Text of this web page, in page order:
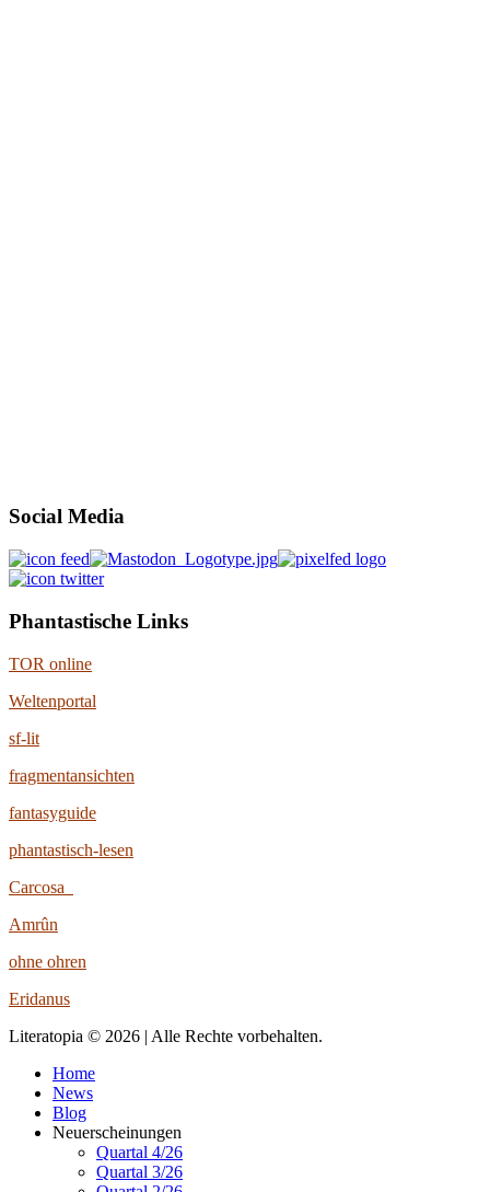
Social Media
Phantastische Links
TOR online
Weltenportal
sf-lit
fragmentansichten
fantasyguide
phantastisch-lesen
Carcosa
Amrûn
ohne ohren
Eridanus
Literatopia © 2026 | Alle Rechte vorbehalten.
Home
News
Blog
Neuerscheinungen
Quartal 4/26
Quartal 3/26